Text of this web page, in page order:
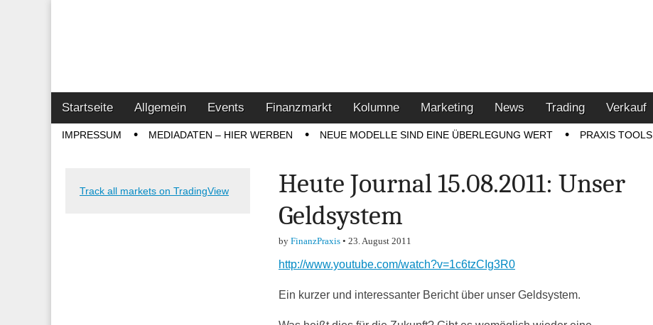
Main
menu
Skip
to
content
Startseite Allgemein Events Finanzmarkt Kolumne Marketing News Trading Verkauf
SubIMPRESSUM MEDIADATEN – HIER WERBEN NEUE MODELLE SIND EINE ÜBERLEGUNG WERT PRAXIS TOOLS
Heute Journal 15.08.2011: Unser
Geldsystem
by FinanzPraxis • 23. August 2011
http://www.youtube.com/watch?v=1c6tzCIg3R0
Ein kurzer und interessanter Bericht über unser Geldsystem.
Track all markets on TradingView